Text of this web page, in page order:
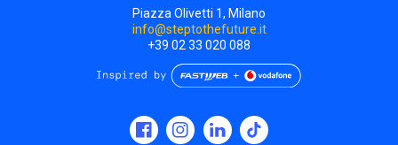
Piazza Olivetti 1, Milano
info@steptothefuture.it
+39 02 33 020 088